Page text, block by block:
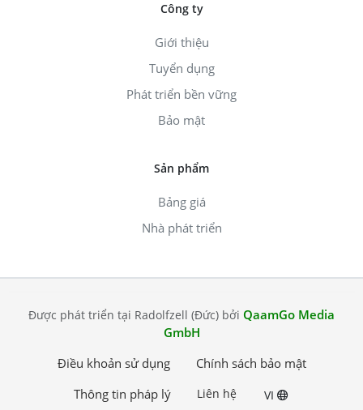
Công ty
Giới thiệu
Tuyển dụng
Phát triển bền vững
Bảo mật
Sản phẩm
Bảng giá
Nhà phát triển
Được phát triển tại Radolfzell (Đức) bởi QaamGo Media
GmbH
Điều khoản sử dụng
Chính sách bảo mật
Thông tin pháp lý
Liên hệ VI